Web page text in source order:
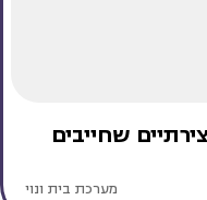
שחייבים
מערכת בית ונוי